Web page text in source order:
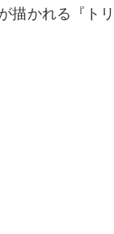
描かれる『トリ